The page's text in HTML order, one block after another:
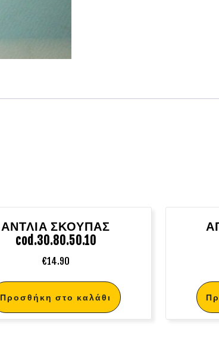
ΑΝΤΛΙΑ ΣΚΟΥΠΑΣ
cod.30.80.50.10
€14.90
Προσθήκη στο καλάθι